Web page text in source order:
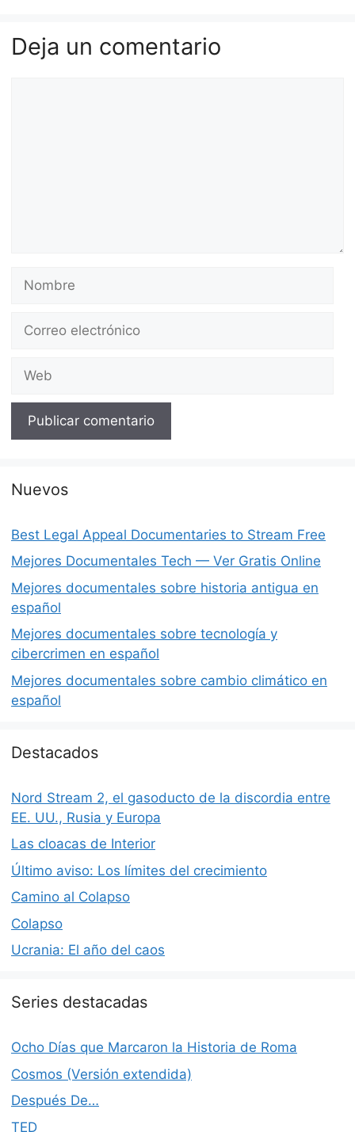
Deja un comentario
electrónico
Nuevos
Best Legal Appeal Documentaries to Stream Free
Mejores Documentales Tech — Ver Gratis Online
Mejores documentales sobre historia antigua en
español
Mejores documentales sobre tecnología y
cibercrimen en español
Mejores documentales sobre cambio climático en
español
Destacados
Nord Stream 2, el gasoducto de la discordia entre
EE. UU., Rusia y Europa
Las cloacas de Interior
Último aviso: Los límites del crecimiento
Camino al Colapso
Colapso
Ucrania: El año del caos
Series destacadas
Ocho Días que Marcaron la Historia de Roma
Cosmos (Versión extendida)
Después De…
TED